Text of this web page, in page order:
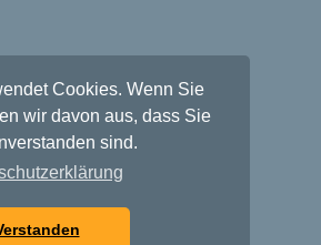
Cookies. Wenn Sie
wir davon aus, dass Sie
sind.